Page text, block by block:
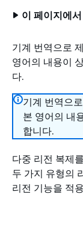
이 페이지에서
기계 번역으로
영어의 내용이
다.
기계 번역으
본 영어의 내
합니다.
다중 리전 복제
두 가지 유형의
리전 기능을 적